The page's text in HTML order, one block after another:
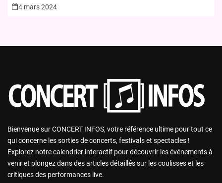
4 mars 2024
Bienvenue sur CONCERT INFOS, votre référence ultime pour tout ce
qui concerne les sorties de concerts, festivals et spectacles !
Explorez notre calendrier interactif pour découvrir les événements à
venir et plongez dans des articles détaillés sur les coulisses et les
critiques des performances live.